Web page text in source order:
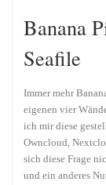
Banana
Seafile
Immer mehr
eigenen vier
ich mir diese
Owncloud,
sich diese Frage
und ein anderes